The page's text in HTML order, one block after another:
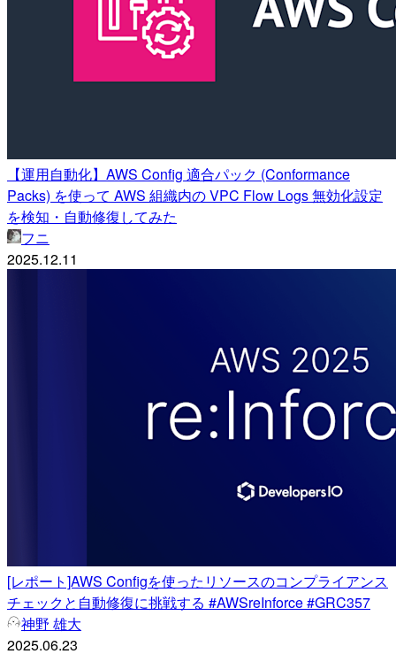
【運用自動化】AWS Config 適合パック (Conformance
Packs) を使って AWS 組織内の VPC Flow Logs 無効化設定
を検知・自動修復してみた
フニ
2025.12.11
[レポート]AWS Configを使ったリソースのコンプライアンス
チェックと自動修復に挑戦する #AWSreInforce #GRC357
神野 雄大
2025.06.23